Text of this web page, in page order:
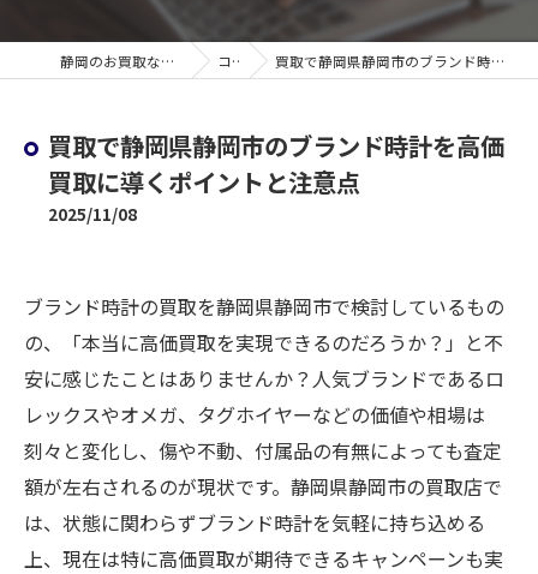
静岡のお買取なら買取大吉 新静岡店 コラム 買取で静岡県静岡市のブランド時計を高価買取に導くポイントと注意点
買取で静岡県静岡市のブランド時計を高価
買取に導くポイントと注意点
2025/11/08
ブランド時計の買取を静岡県静岡市で検討しているもの
の、「本当に高価買取を実現できるのだろうか？」と不
安に感じたことはありませんか？人気ブランドであるロ
レックスやオメガ、タグホイヤーなどの価値や相場は
刻々と変化し、傷や不動、付属品の有無によっても査定
額が左右されるのが現状です。静岡県静岡市の買取店で
は、状態に関わらずブランド時計を気軽に持ち込める
上、現在は特に高価買取が期待できるキャンペーンも実